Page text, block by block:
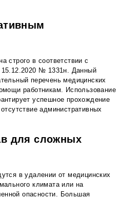
строго в соответствии с
15.12.2020 № 1331н. Данный
перечень медицинских
работникам. Использование
успешное прохождение
административных
для сложных
в удалении от медицинских
климата или на
опасности. Большая